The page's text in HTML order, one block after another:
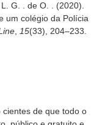
G. . de O. . (2020).
um colégio da Polícia
, 15(33), 204–233.
de que todo o